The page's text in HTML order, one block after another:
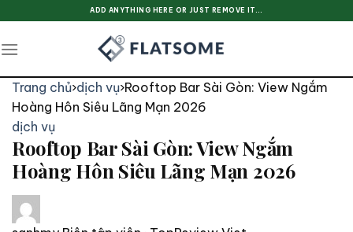
content
ADD ANYTHING HERE OR JUST REMOVE IT...
Trang chủ›dịch vụ›Rooftop Bar Sài Gòn: View Ngắm
Hoàng Hôn Siêu Lãng Mạn 2026
dịch vụ
Rooftop Bar Sài Gòn: View Ngắm
Hoàng Hôn Siêu Lãng Mạn 2026